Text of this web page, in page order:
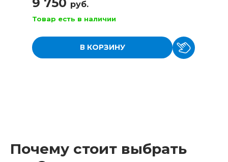
руб.
Товар есть в наличии
В КОРЗИНУ
Почему стоит выбрать